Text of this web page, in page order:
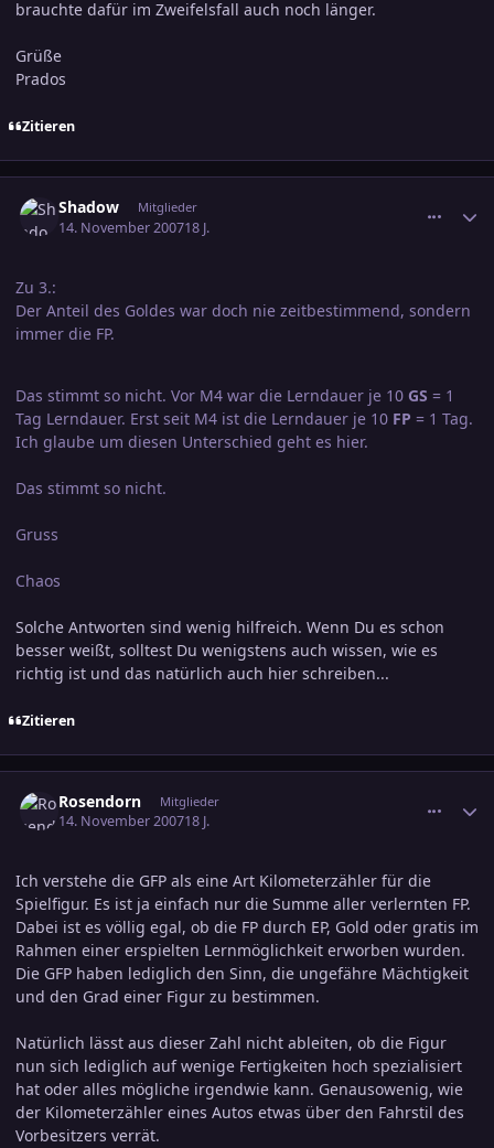
brauchte dafür im Zweifelsfall auch noch länger.
Grüße
Prados
Zitieren
Shadow Mitglieder
14. November 200718 J.
Zu 3.:
Der Anteil des Goldes war doch nie zeitbestimmend, sondern
immer die FP.
Das stimmt so nicht. Vor M4 war die Lerndauer je 10 GS = 1
Tag Lerndauer. Erst seit M4 ist die Lerndauer je 10 FP = 1 Tag.
Ich glaube um diesen Unterschied geht es hier.
Das stimmt so nicht.
Gruss
Chaos
Solche Antworten sind wenig hilfreich. Wenn Du es schon
besser weißt, solltest Du wenigstens auch wissen, wie es
richtig ist und das natürlich auch hier schreiben...
Zitieren
Rosendorn Mitglieder
14. November 200718 J.
Ich verstehe die GFP als eine Art Kilometerzähler für die
Spielfigur. Es ist ja einfach nur die Summe aller verlernten FP.
Dabei ist es völlig egal, ob die FP durch EP, Gold oder gratis im
Rahmen einer erspielten Lernmöglichkeit erworben wurden.
Die GFP haben lediglich den Sinn, die ungefähre Mächtigkeit
und den Grad einer Figur zu bestimmen.
Natürlich lässt aus dieser Zahl nicht ableiten, ob die Figur
nun sich lediglich auf wenige Fertigkeiten hoch spezialisiert
hat oder alles mögliche irgendwie kann. Genausowenig, wie
der Kilometerzähler eines Autos etwas über den Fahrstil des
Vorbesitzers verrät.